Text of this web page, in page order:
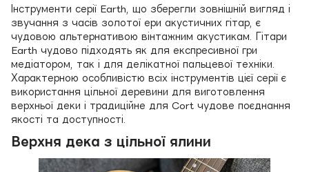
Інструменти серії Earth, що зберегли зовнішній вигляд і
звучання з часів золотої ери акустичних гітар, є
чудовою альтернативою вінтажним акустикам. Гітари
Earth чудово підходять як для експресивної гри
медіатором, так і для делікатної пальцевої техніки.
Характерною особливістю всіх інструментів цієї серії є
використання цільної деревини для виготовлення
верхньої деки і традиційне для Cort чудове поєднання
якості та доступності.
Верхня дека з цільної ялини